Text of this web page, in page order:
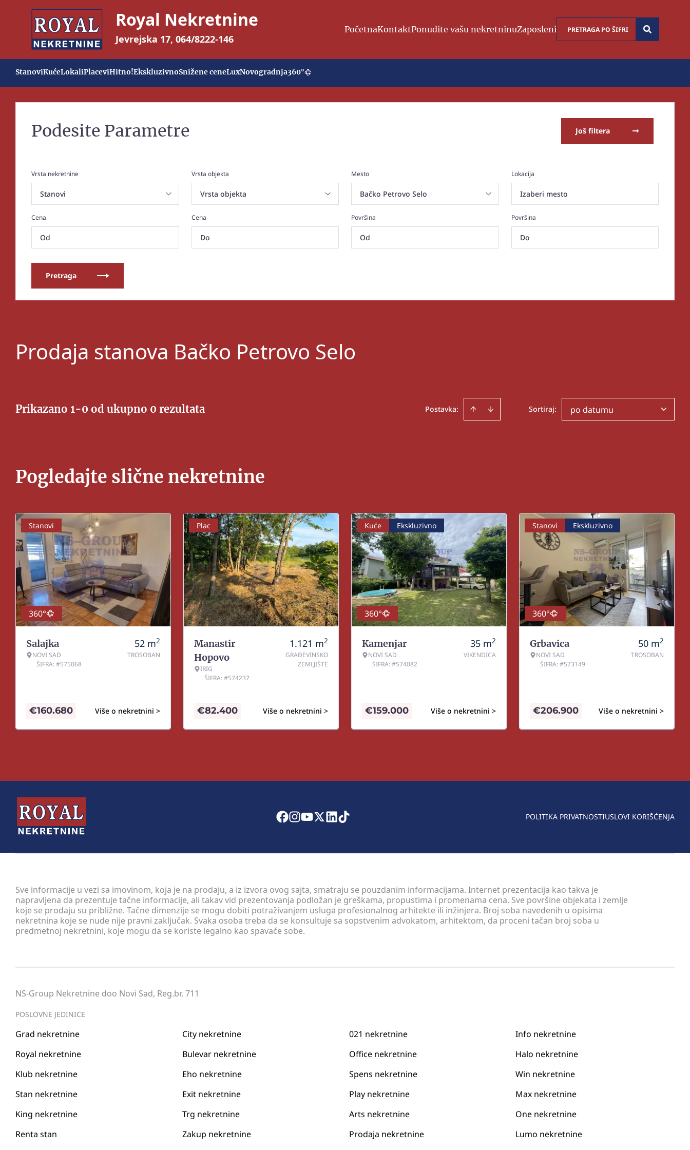
Royal Nekretnine
Jevrejska 17, 064/8222-146
PočetnaKontaktPonudite vašu nekretninuZaposleni
StanoviKućeLokaliPlaceviHitno!EkskluzivnoSnižene ceneLuxNovogradnja360°
Podesite Parametre Još filtera
Vrsta nekretnine Vrsta objekta Mesto Lokacija
Izaberi mesto
Cena Cena Površina Površina
Pretraga
Prodaja stanova Bačko Petrovo Selo
Prikazano 1-0 od ukupno 0 rezultata Postavka: Sortiraj: po datumu
Pogledajte slične nekretnine
Stanovi
360°
Salajka
NOVI SAD
ŠIFRA: #575068
52 m2
TROSOBAN
Više o nekretnini >
€160.680
Plac
Manastir
Hopovo
IRIG
ŠIFRA: #574237
1.121 m2
GRAĐEVINSKO
ZEMLJIŠTE
Više o nekretnini >
€82.400
Kuće Ekskluzivno
360°
Kamenjar
NOVI SAD
ŠIFRA: #574082
35 m2
VIKENDICA
Više o nekretnini >
€159.000
Stanovi Ekskluzivno
360°
Grbavica
NOVI SAD
ŠIFRA: #573149
50 m2
TROSOBAN
Više o nekretnini >
€206.900
POLITIKA PRIVATNOSTIUSLOVI KORIŠĆENJA
Sve informacije u vezi sa imovinom, koja je na prodaju, a iz izvora ovog sajta, smatraju se pouzdanim informacijama. Internet prezentacija kao takva je
napravljena da prezentuje tačne informacije, ali takav vid prezentovanja podložan je greškama, propustima i promenama cena. Sve površine objekata i zemlje
koje se prodaju su približne. Tačne dimenzije se mogu dobiti potraživanjem usluga profesionalnog arhitekte ili inžinjera. Broj soba navedenih u opisima
nekretnina koje se nude nije pravni zaključak. Svaka osoba treba da se konsultuje sa sopstvenim advokatom, arhitektom, da proceni tačan broj soba u
predmetnoj nekretnini, koje mogu da se koriste legalno kao spavaće sobe.
NS-Group Nekretnine doo Novi Sad, Reg.br. 711
POSLOVNE JEDINICE
Grad nekretnine City nekretnine 021 nekretnine
Info nekretnine
Royal nekretnine
Bulevar nekretnine Office nekretnine
Halo nekretnine
Klub nekretnine
Eho nekretnine Spens nekretnine
Win nekretnine
Stan nekretnine
Exit nekretnine Play nekretnine
Max nekretnine
King nekretnine
Trg nekretnine Arts nekretnine
One nekretnine
Renta stan
Zakup nekretnine Prodaja nekretnine Lumo nekretnine